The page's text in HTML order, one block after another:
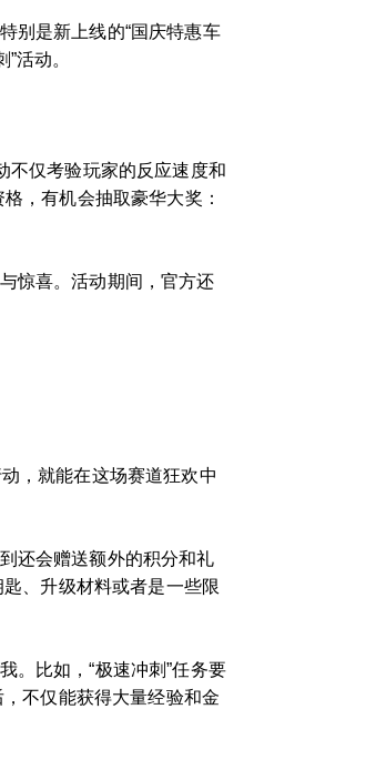
别是新上线的“国庆特惠车
活动。
不仅考验玩家的反应速度和
，有机会抽取豪华大奖：
惊喜。活动期间，官方还
，就能在这场赛道狂欢中
还会赠送额外的积分和礼
、升级材料或者是一些限
。比如，“极速冲刺”任务要
不仅能获得大量经验和金